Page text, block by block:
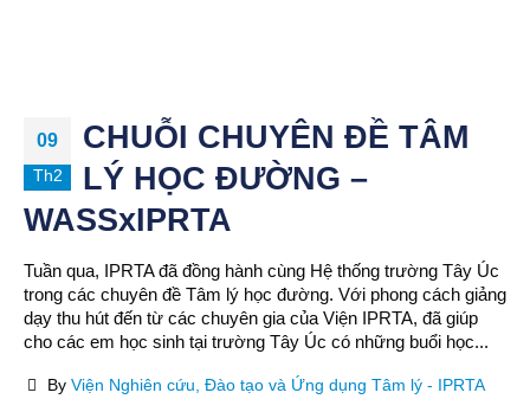
09
Th2
CHUỖI CHUYÊN ĐỀ TÂM
LÝ HỌC ĐƯỜNG –
WASSxIPRTA
Tuần qua, IPRTA đã đồng hành cùng Hệ thống trường Tây Úc
trong các chuyên đề Tâm lý học đường. Với phong cách giảng
dạy thu hút đến từ các chuyên gia của Viện IPRTA, đã giúp
cho các em học sinh tại trường Tây Úc có những buổi học...
By Viện Nghiên cứu, Đào tạo và Ứng dụng Tâm lý - IPRTA